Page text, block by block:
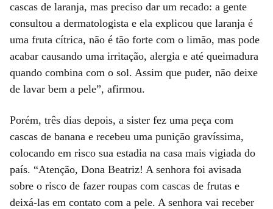
cascas de laranja, mas preciso dar um recado: a gente
consultou a dermatologista e ela explicou que laranja é
uma fruta cítrica, não é tão forte com o limão, mas pode
acabar causando uma irritação, alergia e até queimadura
quando combina com o sol. Assim que puder, não deixe
de lavar bem a pele”, afirmou.
Porém, três dias depois, a sister fez uma peça com
cascas de banana e recebeu uma punição gravíssima,
colocando em risco sua estadia na casa mais vigiada do
país. “Atenção, Dona Beatriz! A senhora foi avisada
sobre o risco de fazer roupas com cascas de frutas e
deixá-las em contato com a pele. A senhora vai receber